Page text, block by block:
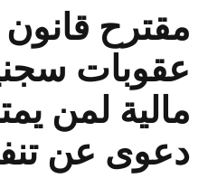
مقترح
عقوبات
مالية لمن
دعوى عن